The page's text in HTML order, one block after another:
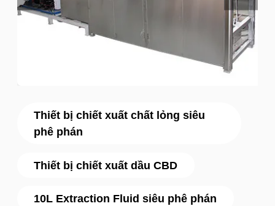
Thiết bị chiết xuất chất lỏng siêu
phê phán
Thiết bị chiết xuất dầu CBD
10L Extraction Fluid siêu phê phán